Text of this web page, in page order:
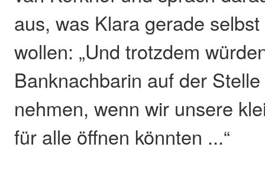
aus, was Klara gerade
wollen: „Und trotzdem
Banknachbarin auf der
nehmen, wenn wir unsere
für alle öffnen könnten ...“